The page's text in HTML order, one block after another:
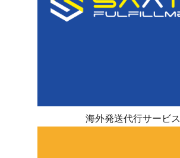
海外発送代行サービス